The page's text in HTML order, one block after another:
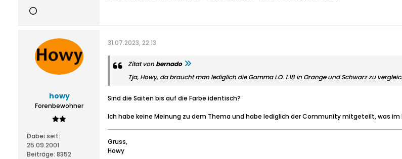
howy
Forenbewohner
Dabei seit:
25.09.2001
Beiträge: 8352
31.07.2023, 22:13
Zitat vonbernado
Tja, Howy, da braucht man lediglich die Gamma i.O. 1.18 in Orange und Schwarz zu
Sind die Saiten bis auf die Farbe identisch?
Ich habe keine Meinung zu dem Thema und habe lediglich der Community mitgeteilt, was im
Gruss,
Howy